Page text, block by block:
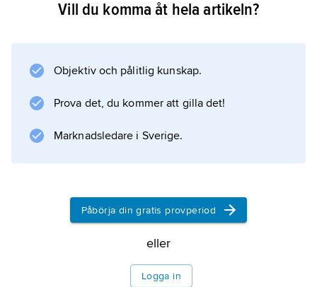
1860-talens aftonklänningar, vilkas generösa
talets djupa ryggdekolletage.
Vill du komma åt hela artikeln?
Objektiv och pålitlig kunskap.
Prova det, du kommer att gilla det!
Marknadsledare i Sverige.
Påbörja din gratis provperiod
eller
Logga in